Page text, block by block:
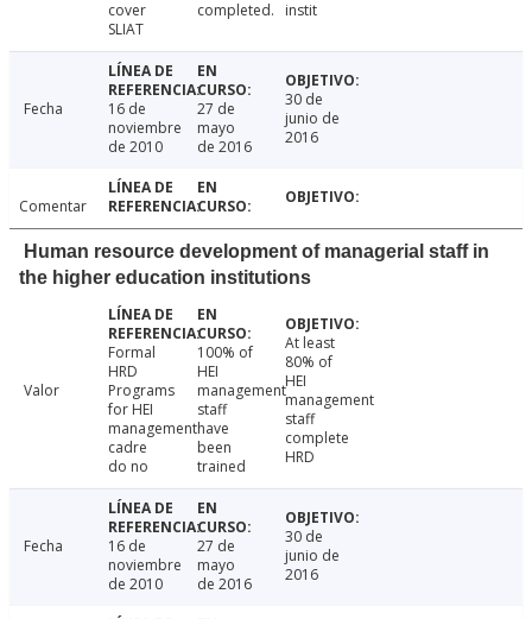
cover
SLIAT
completed.
instit
Fecha
16 de
noviembre
de 2010
27 de
mayo
de 2016
30 de
junio de
2016
Comentar
Human resource development of managerial staff in
the higher education institutions
Valor
Formal
HRD
Programs
for HEI
management
cadre
do no
100% of
HEI
management
staff
have
been
trained
At least
80% of
HEI
management
staff
complete
HRD
Fecha
16 de
noviembre
de 2010
27 de
mayo
de 2016
30 de
junio de
2016